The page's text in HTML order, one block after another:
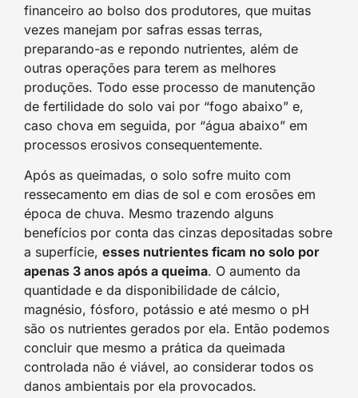
financeiro ao bolso dos produtores, que muitas
vezes manejam por safras essas terras,
preparando-as e repondo nutrientes, além de
outras operações para terem as melhores
produções. Todo esse processo de manutenção
de fertilidade do solo vai por “fogo abaixo” e,
caso chova em seguida, por “água abaixo” em
processos erosivos consequentemente.
Após as queimadas, o solo sofre muito com
ressecamento em dias de sol e com erosões em
época de chuva. Mesmo trazendo alguns
benefícios por conta das cinzas depositadas sobre
a superfície, esses nutrientes ficam no solo por
apenas 3 anos após a queima. O aumento da
quantidade e da disponibilidade de cálcio,
magnésio, fósforo, potássio e até mesmo o pH
são os nutrientes gerados por ela. Então podemos
concluir que mesmo a prática da queimada
controlada não é viável, ao considerar todos os
danos ambientais por ela provocados.